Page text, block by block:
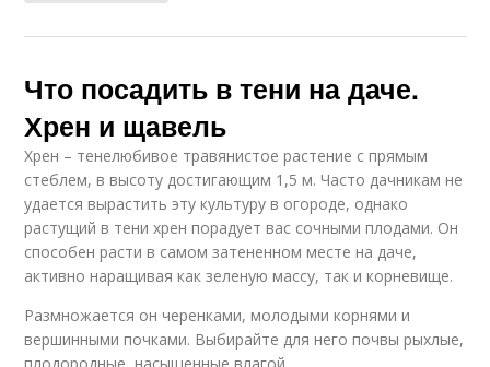
Что посадить в тени на даче.
Хрен и щавель
Хрен – тенелюбивое травянистое растение с прямым
стеблем, в высоту достигающим 1,5 м. Часто дачникам не
удается вырастить эту культуру в огороде, однако
растущий в тени хрен порадует вас сочными плодами. Он
способен расти в самом затененном месте на даче,
активно наращивая как зеленую массу, так и корневище.
Размножается он черенками, молодыми корнями и
вершинными почками. Выбирайте для него почвы рыхлые,